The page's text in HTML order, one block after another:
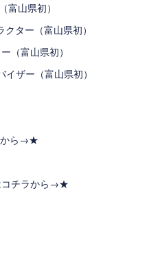
山県初）
ター（富山県初）
（富山県初）
ザー（富山県初）
から→★
チラから→★